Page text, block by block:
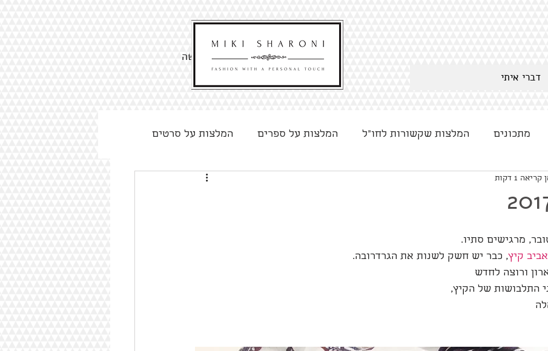
לקביעת פגישה
דברי איתי
מתכונים המלצות שקשורות לחו"ל המלצות על ספרים המלצות על סרטים
קריאה 1 דקות
מרגישים סתיו.
אביב קיץ, כבר יש חשק לשנות את הגרדרובה.
ורוצה לחדש
התלבושות של הקיץ,